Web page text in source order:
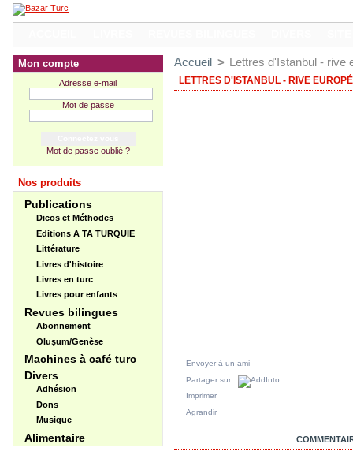
Mon compte
Adresse e-mail
Mot de passe
Mot de passe oublié ?
Nos produits
Publications
Dicos et Méthodes
Editions A TA TURQUIE
Littérature
Livres d'histoire
Livres en turc
Livres pour enfants
Revues bilingues
Abonnement
Oluşum/Genèse
Machines à café turc
Divers
Adhésion
Dons
Musique
Alimentaire
Accueil > Lettres d'Istanbul - rive
LETTRES D'ISTANBUL - RIVE
Envoyer à un ami
Partager sur :
Imprimer
Agrandir